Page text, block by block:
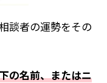
談者の運勢をその
の名前、またはニ